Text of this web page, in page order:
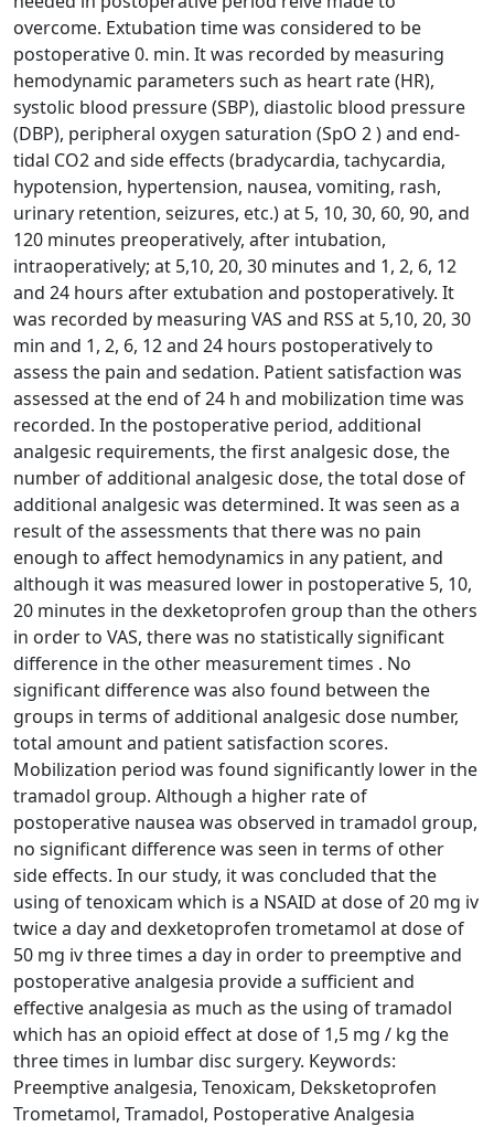
overcome. Extubation time was considered to be
postoperative 0. min. It was recorded by measuring
hemodynamic parameters such as heart rate (HR),
systolic blood pressure (SBP), diastolic blood pressure
(DBP), peripheral oxygen saturation (SpO 2 ) and end-
tidal CO2 and side effects (bradycardia, tachycardia,
hypotension, hypertension, nausea, vomiting, rash,
urinary retention, seizures, etc.) at 5, 10, 30, 60, 90, and
120 minutes preoperatively, after intubation,
intraoperatively; at 5,10, 20, 30 minutes and 1, 2, 6, 12
and 24 hours after extubation and postoperatively. It
was recorded by measuring VAS and RSS at 5,10, 20, 30
min and 1, 2, 6, 12 and 24 hours postoperatively to
assess the pain and sedation. Patient satisfaction was
assessed at the end of 24 h and mobilization time was
recorded. In the postoperative period, additional
analgesic requirements, the first analgesic dose, the
number of additional analgesic dose, the total dose of
additional analgesic was determined. It was seen as a
result of the assessments that there was no pain
enough to affect hemodynamics in any patient, and
although it was measured lower in postoperative 5, 10,
20 minutes in the dexketoprofen group than the others
in order to VAS, there was no statistically significant
difference in the other measurement times . No
significant difference was also found between the
groups in terms of additional analgesic dose number,
total amount and patient satisfaction scores.
Mobilization period was found significantly lower in the
tramadol group. Although a higher rate of
postoperative nausea was observed in tramadol group,
no significant difference was seen in terms of other
side effects. In our study, it was concluded that the
using of tenoxicam which is a NSAID at dose of 20 mg iv
twice a day and dexketoprofen trometamol at dose of
50 mg iv three times a day in order to preemptive and
postoperative analgesia provide a sufficient and
effective analgesia as much as the using of tramadol
which has an opioid effect at dose of 1,5 mg / kg the
three times in lumbar disc surgery. Keywords:
Preemptive analgesia, Tenoxicam, Deksketoprofen
Trometamol, Tramadol, Postoperative Analgesia